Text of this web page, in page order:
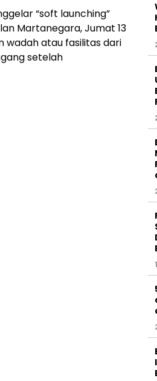
“soft launching”
Martanegara, Jumat 13
wadah atau fasilitas dari
setelah